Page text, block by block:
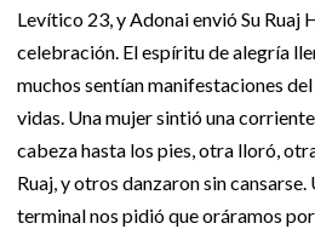
Levítico 23, y Adonai envió Su Ruaj
celebración. El espíritu de alegría
muchos sentían manifestaciones
vidas. Una mujer sintió una
cabeza hasta los pies, otra lloró,
Ruaj, y otros danzaron sin
terminal nos pidió que oráramos